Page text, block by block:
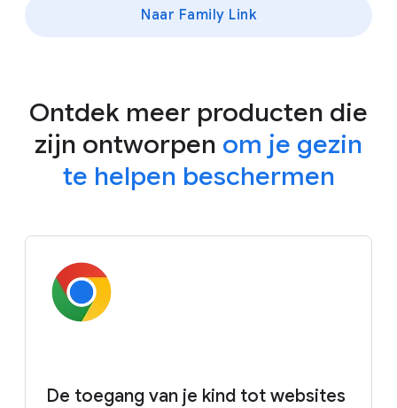
Naar Family Link
Ontdek meer producten die
zijn ontworpen om je gezin
te helpen beschermen
De toegang van je kind tot websites